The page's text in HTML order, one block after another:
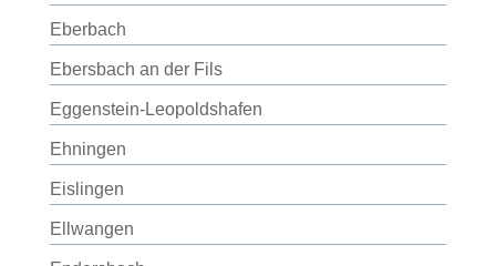
Eberbach
Ebersbach an der Fils
Eggenstein-Leopoldshafen
Ehningen
Eislingen
Ellwangen